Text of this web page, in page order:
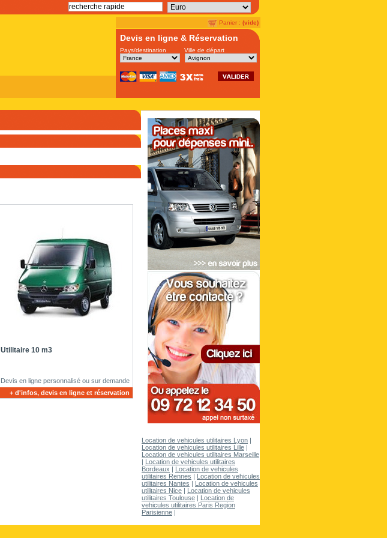
Panier : (vide)
Devis en ligne & Réservation
Pays/destination Ville de départ
Utilitaire 10 m3
Devis en ligne personnalisé ou sur demande
+ d'infos, devis en ligne et réservation
Location de vehicules utilitaires Lyon |
Location de vehicules utilitaires Lille |
Location de vehicules utilitaires Marseille
| Location de vehicules utilitaires
Bordeaux | Location de vehicules
utilitaires Rennes | Location de vehicules
utilitaires Nantes | Location de vehicules
utilitaires Nice | Location de vehicules
utilitaires Toulouse | Location de
vehicules utilitaires Paris Region
Parisienne |